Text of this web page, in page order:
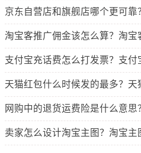
京东自营店和旗舰店哪个更可
淘宝客推广佣金该怎么算？淘宝
支付宝充话费怎么打发票？支付
天猫红包什么时候发的最多？天
网购中的退货运费险是什么意
卖家怎么设计淘宝主图？淘宝主